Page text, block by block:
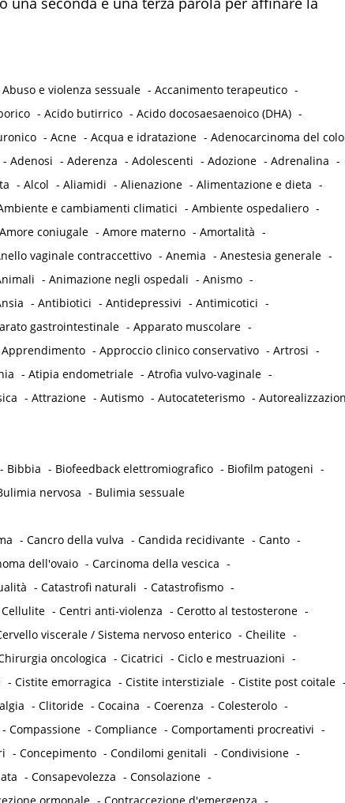
Abuso e violenza sessuale - Accanimento terapeutico -
- Acido butirrico - Acido docosaesaenoico (DHA) -
- Acne - Acqua e idratazione - Adenocarcinoma del
- Adenosi - Aderenza - Adolescenti - Adozione - Adrenalina -
- Alcol - Aliamidi - Alienazione - Alimentazione e dieta -
e cambiamenti climatici - Ambiente ospedaliero -
Amore coniugale - Amore materno - Amortalità -
vaginale contraccettivo - Anemia - Anestesia generale -
- Animazione negli ospedali - Anismo -
- Antibiotici - Antidepressivi - Antimicotici -
gastrointestinale - Apparato muscolare -
Apprendimento - Approccio clinico conservativo - Artrosi -
- Atipia endometriale - Atrofia vulvo-vaginale -
- Attrazione - Autismo - Autocateterismo -
- Bibbia - Biofeedback elettromiografico - Biofilm patogeni -
nervosa - Bulimia sessuale
- Cancro della vulva - Candida recidivante - Canto -
dell'ovaio - Carcinoma della vescica -
- Catastrofi naturali - Catastrofismo -
Cellulite - Centri anti-violenza - Cerotto al testosterone -
viscerale / Sistema nervoso enterico - Cheilite -
oncologica - Cicatrici - Ciclo e mestruazioni -
- Cistite emorragica - Cistite interstiziale - Cistite post coitale -
- Clitoride - Cocaina - Coerenza - Colesterolo -
- Compassione - Compliance - Comportamenti procreativi -
- Concepimento - Condilomi genitali - Condivisione -
- Consapevolezza - Consolazione -